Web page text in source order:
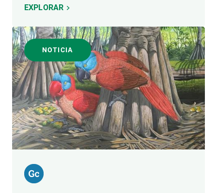
EXPLORAR
NOTICIA